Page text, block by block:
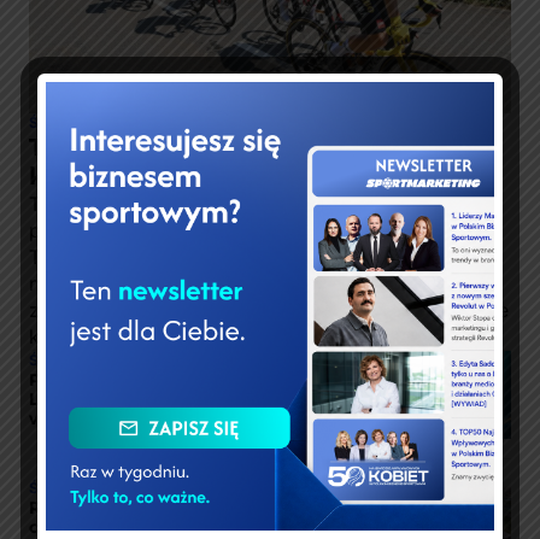
Świat
Tour de France coraz bardziej
kreatywny marketingowo
Tour de France pozostaje jedną z najcenniejszych
platform marketingowych w światowym sporcie.
Tegoroczna edycja przyniosła szereg
niestandardowych aktywacji sponsorów, które miały
zwiększyć rozpoznawalność marek i zaangażowanie
kibiców daleko poza samą rywalizacją sportową.
Świat
Problemy Polymarket odbiły się na
Lazio. Rynek predykcyjny traci
ważny kontrakt sponsoringowy
Świat
Real Madryt rozwija technologiczne
centrum w Valdebebas